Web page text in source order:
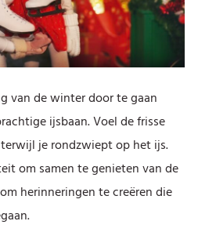
van de winter door te gaan
ijsbaan. Voel de frisse
je rondzwiept op het ijs.
om samen te genieten van de
herinneringen te creëren die